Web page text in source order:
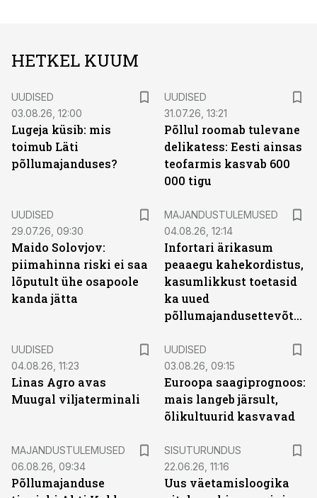
HETKEL KUUM
UUDISED
03.08.26, 12:00
Lugeja küsib: mis
toimub Läti
põllumajanduses?
UUDISED
31.07.26, 13:21
Põllul roomab tulevane
delikatess: Eesti ainsas
teofarmis kasvab 600
000 tigu
UUDISED
29.07.26, 09:30
Maido Solovjov:
piimahinna riski ei saa
lõputult ühe osapoole
kanda jätta
MAJANDUSTULEMUSED
04.08.26, 12:14
Infortari ärikasum
peaaegu kahekordistus,
kasumlikkust toetasid
ka uued
põllumajandusettevõtted
UUDISED
04.08.26, 11:23
Linas Agro avas
Muugal viljaterminali
UUDISED
03.08.26, 09:15
Euroopa saagiprognoos:
mais langeb järsult,
õlikultuurid kasvavad
MAJANDUSTULEMUSED
06.08.26, 09:34
Põllumajanduse
SISUTURUNDUS
22.06.26, 11:16
Uus väetamisloogika